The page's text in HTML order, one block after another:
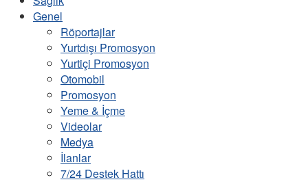
Genel
Röportajlar
Yurtdışı Promosyon
Yurtiçi Promosyon
Otomobil
Promosyon
Yeme & İçme
Videolar
Medya
İlanlar
7/24 Destek Hattı